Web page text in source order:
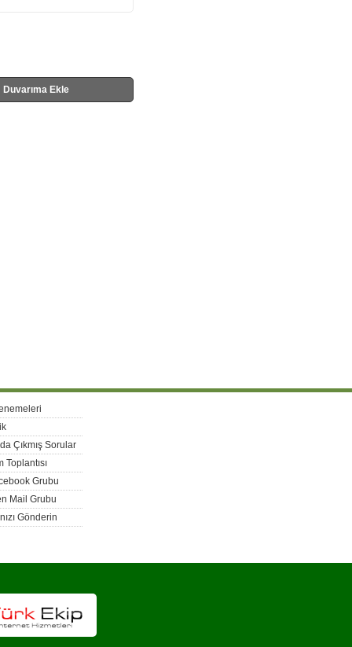
Duvarıma Ekle
Çıkmış Sorular
Toplantısı
Grubu
Mail Grubu
Gönderin